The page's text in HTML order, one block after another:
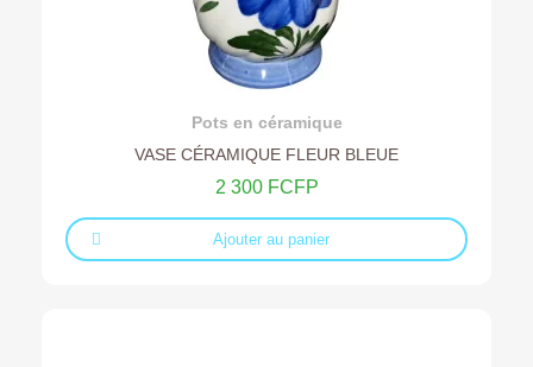
Ajouter au devis
Pots en céramique
VASE CÉRAMIQUE FLEUR BLEUE
2 300 FCFP
Ajouter au panier